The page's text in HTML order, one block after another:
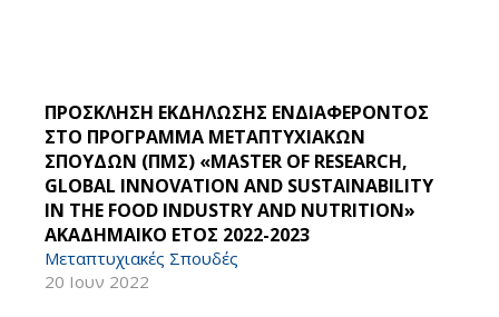
ΠΡΟΣΚΛΗΣΗ ΕΚΔΗΛΩΣΗΣ ΕΝΔΙΑΦΕΡΟΝΤΟΣ
ΣΤΟ ΠΡΟΓΡΑΜΜΑ ΜΕΤΑΠΤΥΧΙΑΚΩΝ
ΣΠΟΥΔΩΝ (ΠΜΣ) «MASTER OF RESEARCH,
GLOBAL INNOVATION AND SUSTAINABILITY
IN THE FOOD INDUSTRY AND NUTRITION»
ΑΚΑΔΗΜΑΙΚΟ ΕΤΟΣ 2022-2023
Μεταπτυχιακές Σπουδές
20 Ιουν 2022